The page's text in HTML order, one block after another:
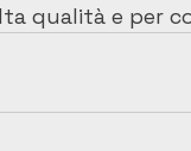
qualità e per